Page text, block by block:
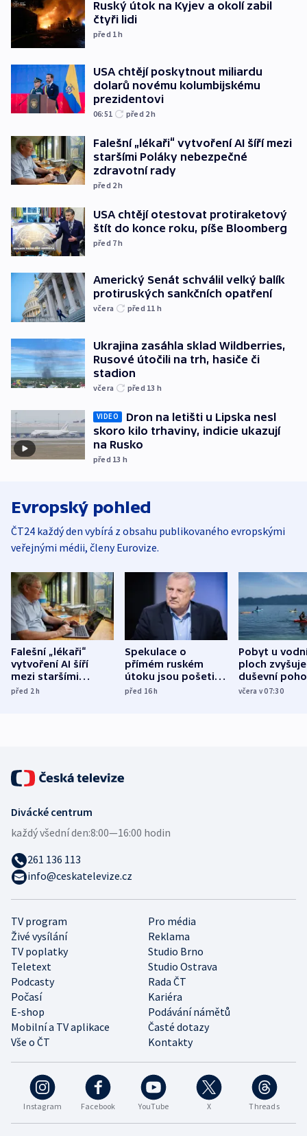
Ruský útok na Kyjev a okolí zabil
čtyři lidi
před 1h
USA chtějí poskytnout miliardu
dolarů novému kolumbijskému
prezidentovi
06:51 před 2h
Falešní „lékaři“ vytvoření AI šíří mezi
staršími Poláky nebezpečné
zdravotní rady
před 2h
USA chtějí otestovat protiraketový
štít do konce roku, píše Bloomberg
před 7h
Americký Senát schválil velký balík
protiruských sankčních opatření
včera před 11 h
Ukrajina zasáhla sklad Wildberries,
Rusové útočili na trh, hasiče či
stadion
včera před 13 h
VIDEO
Dron na letišti u Lipska nesl
skoro kilo trhaviny, indicie ukazují
na Rusko
před 13 h
Evropský pohled
ČT24 každý den vybírá z obsahu publikovaného evropskými
veřejnými médii, členy Eurovize.
Falešní „lékaři“
vytvoření AI šíří
mezi staršími
Poláky nebezpečné
před 2h
Spekulace o
přímém ruském
útoku jsou pošetilé,
míní estonský
před 16h
Pobyt u
ploch zvyšuje
duševní
ukázala
včera v 07:30
Instagram Facebook YouTube X Threads
TV program
Pro média
Živé vysílání
Reklama
TV poplatky
Studio Brno
Teletext
Studio Ostrava
Podcasty
Rada ČT
Počasí
Kariéra
E-shop
Podávání námětů
Mobilní a TV aplikace
Časté dotazy
Vše o ČT
Kontakty
Divácké centrum
každý všední den:8:00—16:00 hodin
261 136 113
info@ceskatelevize.cz